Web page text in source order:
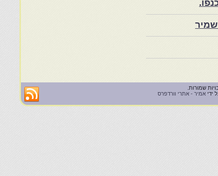
ידי אמיר - אתרי וורדפרס